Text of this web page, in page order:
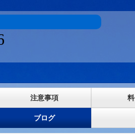
注意事項
ブログ